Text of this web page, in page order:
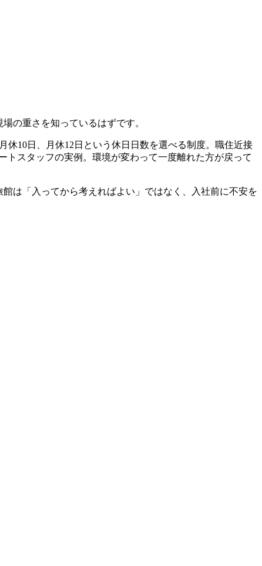
の重さを知っているはずです。
休10日、月休12日という休日日数を選べる制度。職住近接
スタッフの実例。環境が変わって一度離れた方が戻って
館は「入ってから考えればよい」ではなく、入社前に不安を